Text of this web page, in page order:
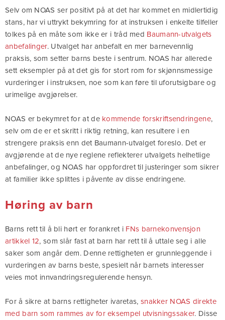
Selv om NOAS ser positivt på at det har kommet en midlertidig
stans, har vi uttrykt bekymring for at instruksen i enkelte tilfeller
tolkes på en måte som ikke er i tråd med Baumann-utvalgets
anbefalinger. Utvalget har anbefalt en mer barnevennlig
praksis, som setter barns beste i sentrum. NOAS har allerede
sett eksempler på at det gis for stort rom for skjønnsmessige
vurderinger i instruksen, noe som kan føre til uforutsigbare og
urimelige avgjørelser.
NOAS er bekymret for at de kommende forskriftsendringene,
selv om de er et skritt i riktig retning, kan resultere i en
strengere praksis enn det Baumann-utvalget foreslo. Det er
avgjørende at de nye reglene reflekterer utvalgets helhetlige
anbefalinger, og NOAS har oppfordret til justeringer som sikrer
at familier ikke splittes i påvente av disse endringene.
Høring av barn
Barns rett til å bli hørt er forankret i FNs barnekonvensjon
artikkel 12, som slår fast at barn har rett til å uttale seg i alle
saker som angår dem. Denne rettigheten er grunnleggende i
vurderingen av barns beste, spesielt når barnets interesser
veies mot innvandringsregulerende hensyn.
For å sikre at barns rettigheter ivaretas, snakker NOAS direkte
med barn som rammes av for eksempel utvisningssaker. Disse